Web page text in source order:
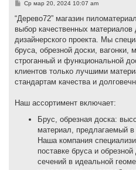
С
о
б
щ
е
и
е
Ср мар 20, 2024 10:07 am
“Дерево72” магазин
выбор качественных
дизайнерского проекта. Мы
бруса, обрезной доски, вагонки,
строганный и функциональной
клиентов только лучшими
стандартам качества и
Наш ассортимент включает:
Брус, обрезная доска:
материал, предлагаемый
Наша компания
поставке бруса и
сечений в идеальной